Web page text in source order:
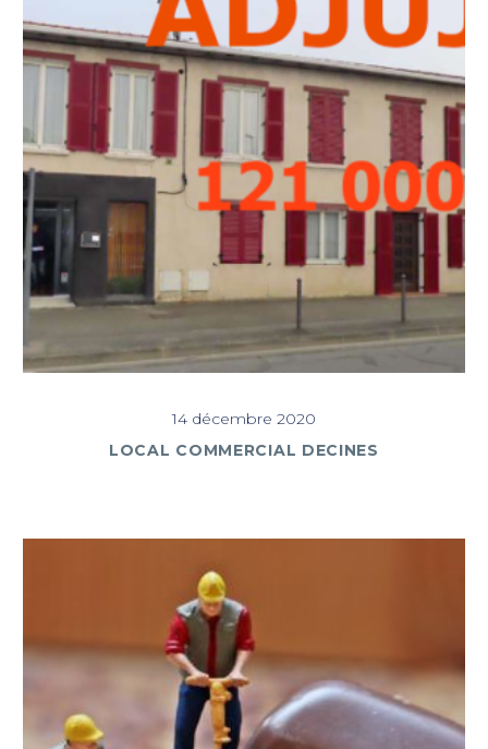
14 décembre 2020
LOCAL COMMERCIAL DECINES